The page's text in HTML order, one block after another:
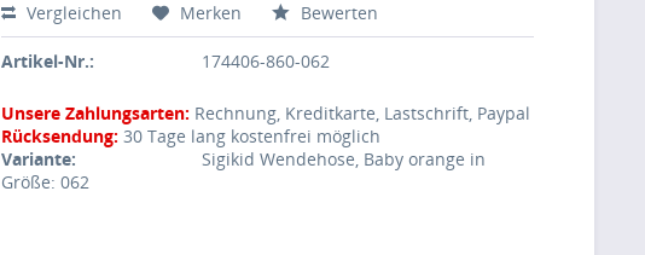
Vergleichen Merken Bewerten
Artikel-Nr.: 174406-860-062
Unsere Zahlungsarten: Rechnung, Kreditkarte, Lastschrift, Paypal
Rücksendung:30 Tage lang kostenfrei möglich
Variante:
Sigikid Wendehose, Baby orange in
Größe: 062